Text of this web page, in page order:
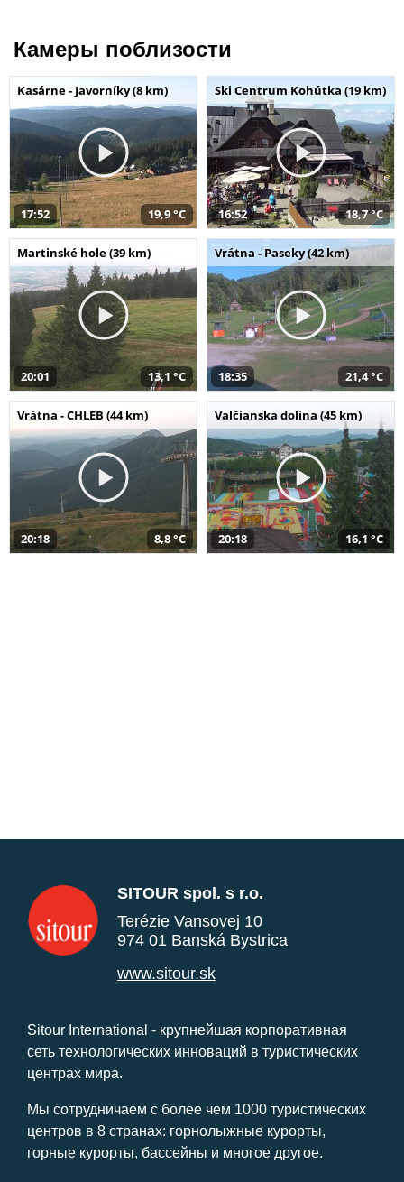
Камеры поблизости
Kasárne - Javorníky (8 km)
17:52 19,9 °C
Ski Centrum Kohútka (19 km)
16:52 18,7 °C
Martinské hole (39 km)
20:01 13,1 °C
Vrátna - Paseky (42 km)
18:35 21,4 °C
Vrátna - CHLEB (44 km)
20:18 8,8 °C
Valčianska dolina (45 km)
20:18 16,1 °C
SITOUR spol. s r.o.
Terézie Vansovej 10
974 01 Banská Bystrica
www.sitour.sk
Sitour International - крупнейшая корпоративная
сеть технологических инноваций в туристических
центрах мира.
Мы сотрудничаем с более чем 1000 туристических
центров в 8 странах: горнолыжные курорты,
горные курорты, бассейны и многое другое.